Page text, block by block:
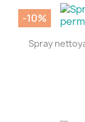
Spray
-10%